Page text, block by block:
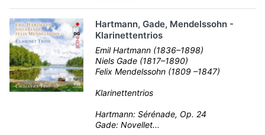
Hartmann, Gade, Mendelssohn -
Klarinettentrios
Emil Hartmann (1836–1898)
Niels Gade (1817–1890)
Felix Mendelssohn (1809 –1847)
Klarinettentrios
Hartmann: Sérénade, Op. 24
Gade: Novellet...